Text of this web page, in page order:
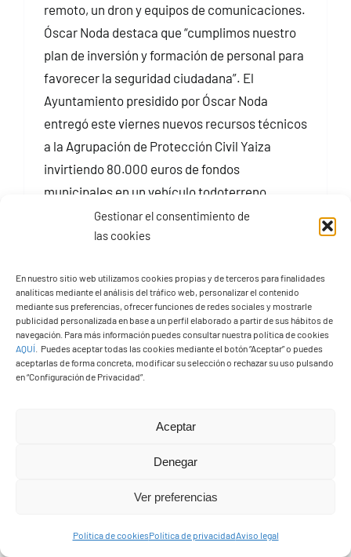
Gestionar el consentimiento de
las cookies
En nuestro sitio web utilizamos cookies propias y de terceros para finalidades
analíticas mediante el análisis del tráfico web, personalizar el contenido
mediante sus preferencias, ofrecer funciones de redes sociales y mostrarle
publicidad personalizada en base a un perfil elaborado a partir de sus hábitos de
navegación. Para más información puedes consultar nuestra política de cookies
AQUÍ
Puedes aceptar todas las cookies mediante el botón “Aceptar” o puedes
aceptarlas de forma concreta, modificar su selección o rechazar su uso pulsando
en “Configuración de Privacidad”.
Aceptar
Denegar
Ver preferencias
Política de cookiesPolítica de privacidadAviso legal
remoto, un dron y equipos de comunicaciones.
Óscar Noda destaca que “cumplimos nuestro
plan de inversión y formación de personal para
favorecer la seguridad ciudadana”. El
Ayuntamiento presidido por Óscar Noda
entregó este viernes nuevos recursos técnicos
a la Agrupación de Protección Civil Yaiza
invirtiendo 80.000 euros de fondos
municipales en un vehículo todoterreno
completamente equipado, que entra a reforzar
servicios preventivos y acciones de rescate en
salvamento marítimo de operación remota, un
dron y equipos de comunicaciones para el
Puesto de Mando Avanzado (PMA). […]